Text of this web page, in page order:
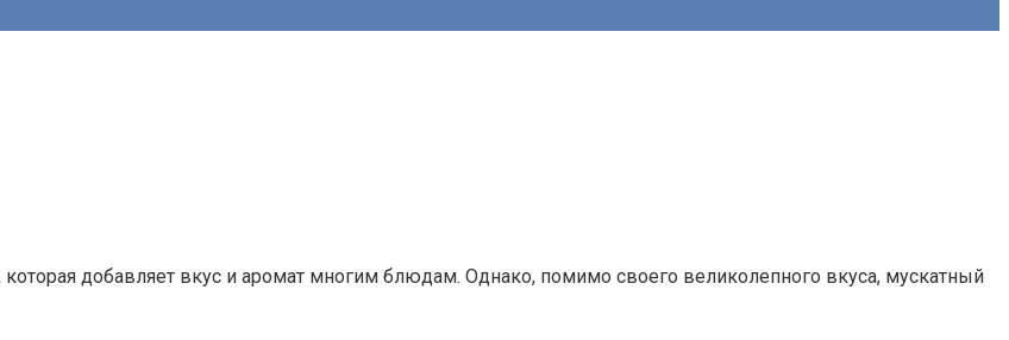
добавляет вкус и аромат многим блюдам. Однако, помимо своего великолепного вкуса, мускатный